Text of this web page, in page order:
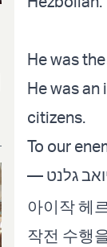
He was
He was
citizens.
To our
아이작 헤
작전 수행